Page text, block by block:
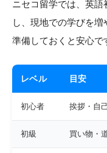
ニセコ留学では、英
し、現地での学びを
準備しておくと安心で
レベル 目安
初心者 挨拶・自
初級 買い物・